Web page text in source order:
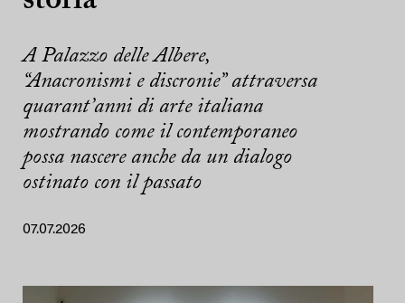
A Palazzo delle Albere,
“Anacronismi e discronie” attraversa
quarant’anni di arte italiana
mostrando come il contemporaneo
possa nascere anche da un dialogo
ostinato con il passato
07.07.2026